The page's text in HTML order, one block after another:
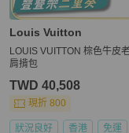
Louis Vuitton
LOUIS VUITTON 棕色牛皮
肩揹包
TWD 40,508
現折 800
狀況良好 香港 免運